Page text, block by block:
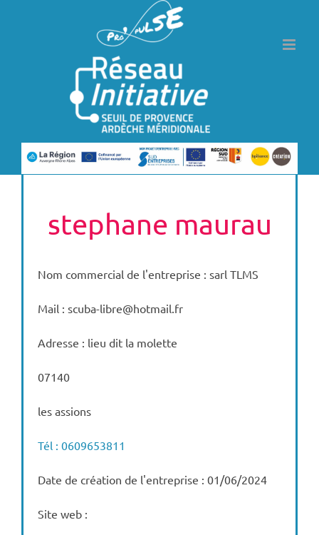
stephane maurau
Nom commercial de l'entreprise : sarl TLMS
Mail : scuba-libre@hotmail.fr
Adresse : lieu dit la molette
07140
les assions
Tél : 0609653811
Date de création de l'entreprise : 01/06/2024
Site web :